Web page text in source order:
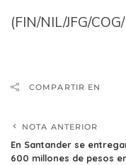
(FIN/NIL/JFG/
COMPARTIR EN
NOTA ANTERIOR
En Santander se
600 millones de pesos